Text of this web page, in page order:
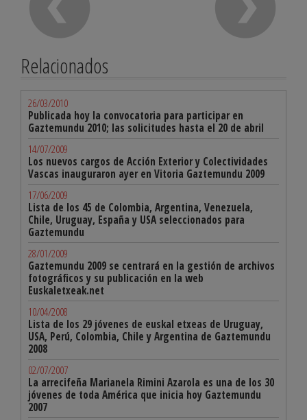
Relacionados
26/03/2010
Publicada hoy la convocatoria para participar en
Gaztemundu 2010; las solicitudes hasta el 20 de abril
14/07/2009
Los nuevos cargos de Acción Exterior y Colectividades
Vascas inauguraron ayer en Vitoria Gaztemundu 2009
17/06/2009
Lista de los 45 de Colombia, Argentina, Venezuela,
Chile, Uruguay, España y USA seleccionados para
Gaztemundu
28/01/2009
Gaztemundu 2009 se centrará en la gestión de archivos
fotográficos y su publicación en la web
Euskaletxeak.net
10/04/2008
Lista de los 29 jóvenes de euskal etxeas de Uruguay,
USA, Perú, Colombia, Chile y Argentina de Gaztemundu
2008
02/07/2007
La arrecifeña Marianela Rimini Azarola es una de los 30
jóvenes de toda América que inicia hoy Gaztemundu
2007